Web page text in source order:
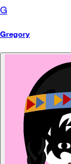
G
Gregory